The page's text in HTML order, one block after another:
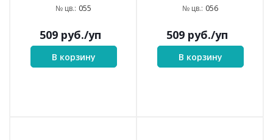
№ цв.: 055
509 руб./уп
В корзину
№ цв.: 056
509 руб./уп
В корзину